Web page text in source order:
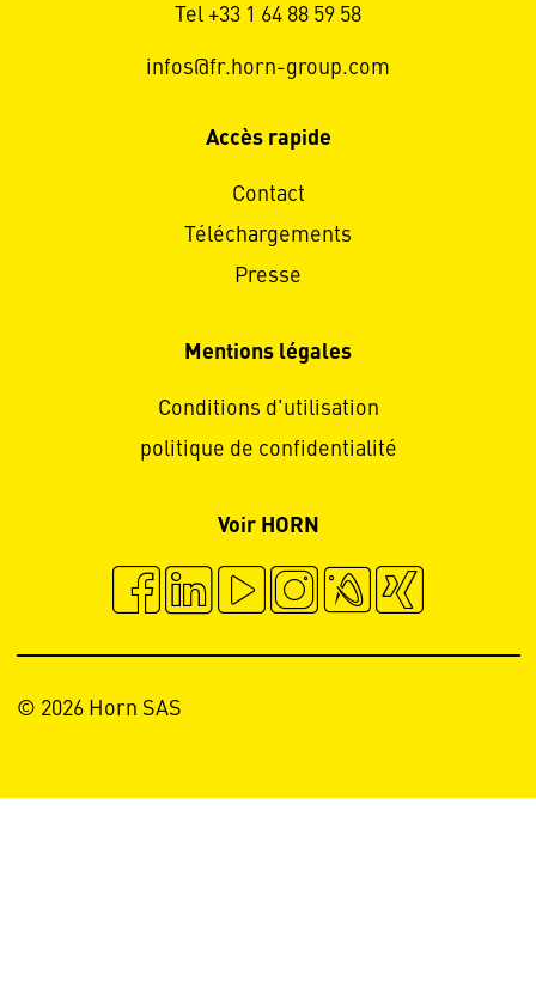
Tel +33 1 64 88 59 58
infos@fr.horn-group.com
Accès rapide
Contact
Téléchargements
Presse
Mentions légales
Conditions d'utilisation
politique de confidentialité
Voir HORN
© 2026 Horn SAS